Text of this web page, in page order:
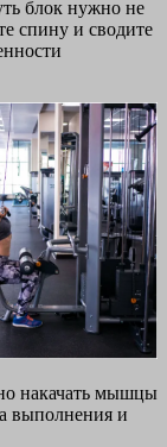
блок нужно не
спину и сводите
накачать мышцы
выполнения и